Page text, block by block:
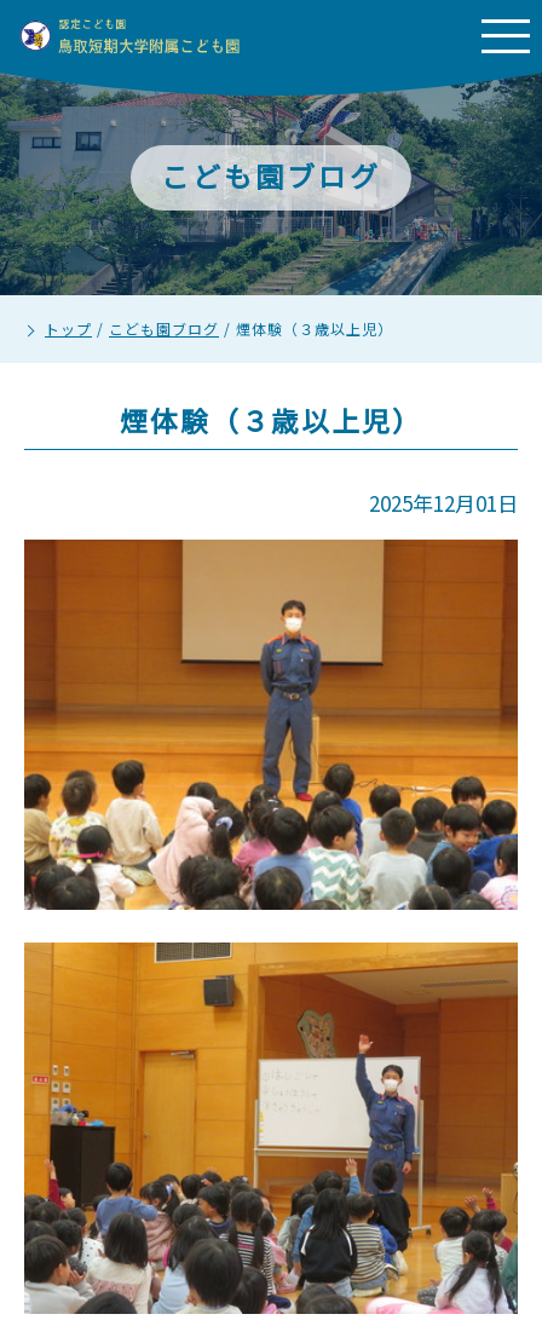
こども園ブログ
トップ / こども園ブログ / 煙体験（３歳以上児）
煙体験（３歳以上児）
2025年12月01日